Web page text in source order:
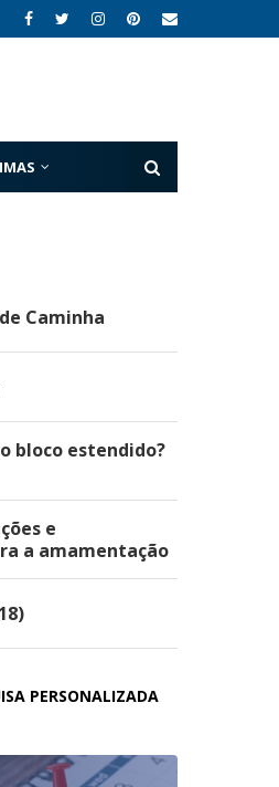
Caminha
bloco estendido?
e
a amamentação
PERSONALIZADA